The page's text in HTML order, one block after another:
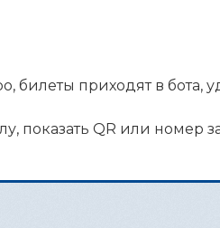
билеты приходят в бота,
показать QR или номер